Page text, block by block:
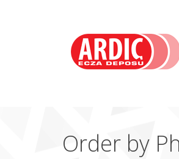
Order by